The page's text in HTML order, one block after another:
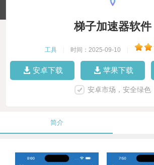
梯子加速器软件
工具 时间：2025-09-10
安卓下载 苹果下载
安卓市场，安全绿色
简介